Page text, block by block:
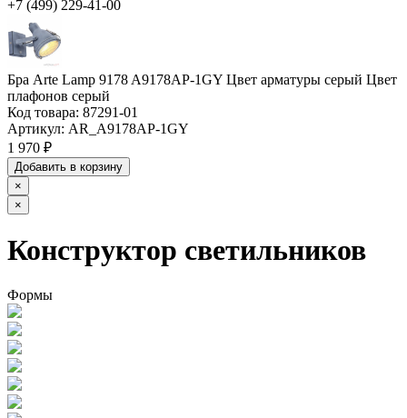
+7 (499) 229-41-00
Бра Arte Lamp 9178 A9178AP-1GY Цвет арматуры серый Цвет
плафонов серый
Код товара: 87291-01
Артикул: AR_A9178AP-1GY
1 970 ₽
Добавить в корзину
×
×
Конструктор светильников
Формы